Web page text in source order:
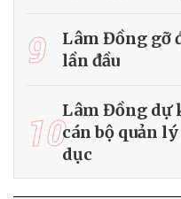
9
Lâm Đồng gỡ
lần đầu
10Lâm Đồng dự
cán bộ quản
dục